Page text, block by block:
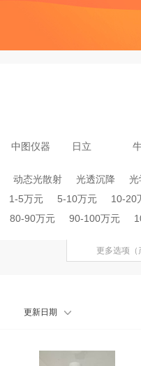
中图仪器 日立
动态光散射 光透沉降 光
1-5万元 5-10万元
10-20
80-90万元 90-100万元
更多选项
更新日期